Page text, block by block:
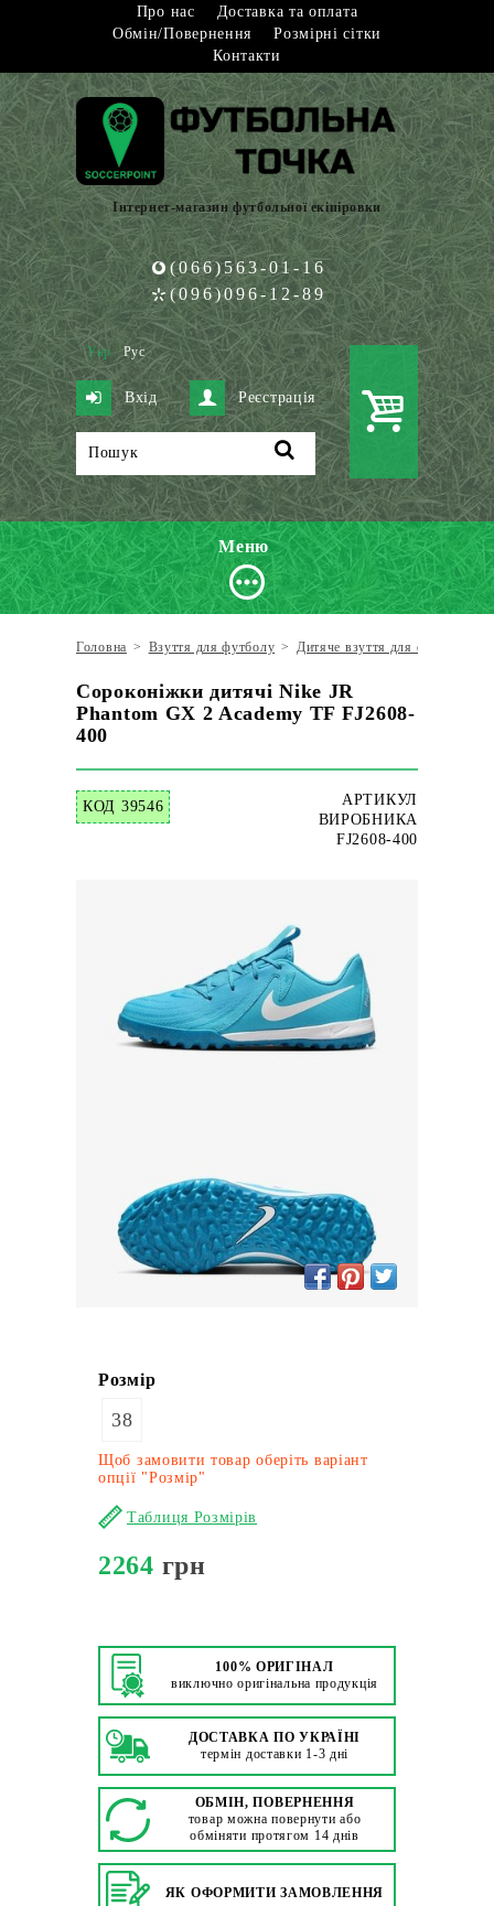
Про нас
Доставка та оплата
Обмін/Повернення
Розмірні сітки
Контакти
Інтернет-магазин футбольної екіпіровки
(066)563-01-16
(096)096-12-89
Укр Рус
Вхід Реєстрація
Меню
Головна > Взуття для футболу > Дитяче взуття для футболу
Сороконіжки дитячі Nike JR
Phantom GX 2 Academy TF FJ2608-
400
КОД 39546
АРТИКУЛ
ВИРОБНИКА
FJ2608-400
Розмір
38
Щоб замовити товар оберіть варіант
опції "Розмір"
Таблиця Розмірів
2264 грн
100% ОРИГІНАЛ
виключно оригінальна продукція
ДОСТАВКА ПО УКРАЇНІ
термін доставки 1-3 дні
ОБМІН, ПОВЕРНЕННЯ
товар можна повернути або
обміняти протягом 14 днів
ЯК ОФОРМИТИ ЗАМОВЛЕННЯ